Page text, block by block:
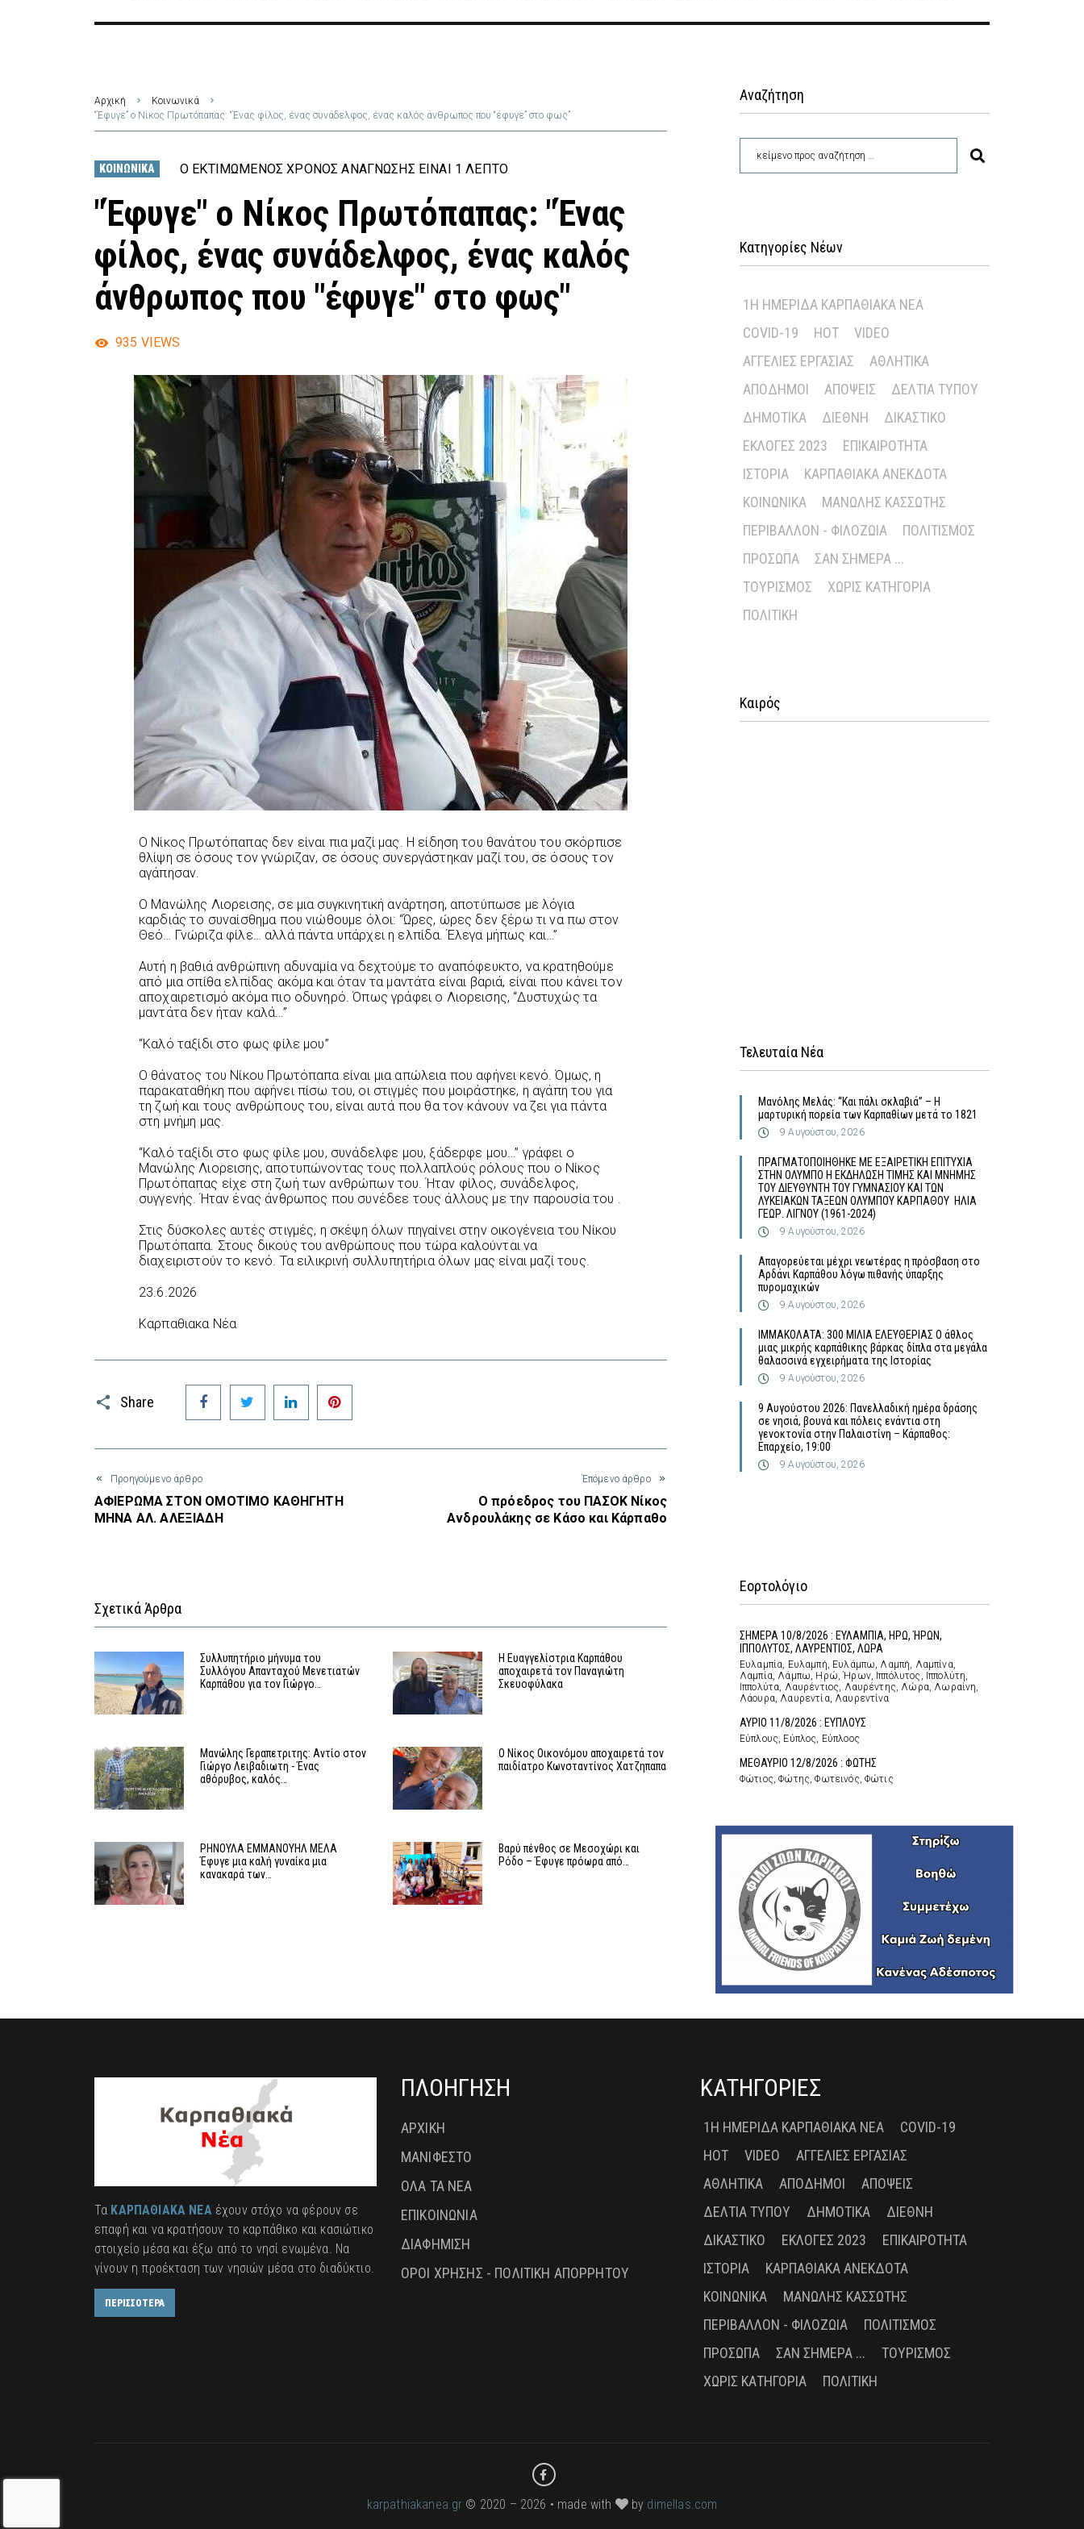
Αρχική
Κοινωνικά
“Έφυγε” ο Νίκος Πρωτόπαπας: “Ένας φίλος, ένας συνάδελφος, ένας καλός άνθρωπος που “έφυγε” στο φως”
ΚΟΙΝΩΝΙΚΆ Ο ΕΚΤΙΜΏΜΕΝΟΣ ΧΡΌΝΟΣ ΑΝΆΓΝΩΣΗΣ ΕΊΝΑΙ 1 ΛΕΠΤΌ
"Έφυγε" ο Νίκος Πρωτόπαπας: "Ένας
φίλος, ένας συνάδελφος, ένας καλός
άνθρωπος που "έφυγε" στο φως"
935 VIEWS
Ο Νίκος Πρωτόπαπας δεν είναι πια μαζί μας. Η είδηση του θανάτου του σκόρπισε
θλίψη σε όσους τον γνώριζαν, σε όσους συνεργάστηκαν μαζί του, σε όσους τον
αγάπησαν.
Ο Μανώλης Λιορεισης, σε μια συγκινητική ανάρτηση, αποτύπωσε με λόγια
καρδιάς το συναίσθημα που νιώθουμε όλοι: “Ώρες, ώρες δεν ξέρω τι να πω στον
Θεό… Γνώριζα φίλε… αλλά πάντα υπάρχει η ελπίδα. Έλεγα μήπως και…”
Αυτή η βαθιά ανθρώπινη αδυναμία να δεχτούμε το αναπόφευκτο, να κρατηθούμε
από μια σπίθα ελπίδας ακόμα και όταν τα μαντάτα είναι βαριά, είναι που κάνει τον
αποχαιρετισμό ακόμα πιο οδυνηρό. Όπως γράφει ο Λιορεισης, “Δυστυχώς τα
μαντάτα δεν ήταν καλά…”
“Καλό ταξίδι στο φως φίλε μου”
Ο θάνατος του Νίκου Πρωτόπαπα είναι μια απώλεια που αφήνει κενό. Όμως, η
παρακαταθήκη που αφήνει πίσω του, οι στιγμές που μοιράστηκε, η αγάπη του για
τη ζωή και τους ανθρώπους του, είναι αυτά που θα τον κάνουν να ζει για πάντα
στη μνήμη μας.
“Καλό ταξίδι στο φως φίλε μου, συνάδελφε μου, ξάδερφε μου…” γράφει ο
Μανώλης Λιορεισης, αποτυπώνοντας τους πολλαπλούς ρόλους που ο Νίκος
Πρωτόπαπας είχε στη ζωή των ανθρώπων του. Ήταν φίλος, συνάδελφος,
συγγενής. Ήταν ένας άνθρωπος που συνέδεε τους άλλους με την παρουσία του .
Στις δύσκολες αυτές στιγμές, η σκέψη όλων πηγαίνει στην οικογένεια του Νίκου
Πρωτόπαπα. Στους δικούς του ανθρώπους που τώρα καλούνται να
διαχειριστούν το κενό. Τα ειλικρινή συλλυπητήρια όλων μας είναι μαζί τους.
23.6.2026
Καρπαθιακα Νέα
Share
Facebook Twitter LinkedIn
Προηγούμενο άρθρο
ΑΦΙΕΡΩΜΑ ΣΤΟΝ ΟΜΟΤΙΜΟ ΚΑΘΗΓΗΤΗ
ΜΗΝΑ ΑΛ. ΑΛΕΞΙΑΔΗ
Έπόμενο άρθρο
Ο πρόεδρος του ΠΑΣΟΚ Νίκος
Ανδρουλάκης σε Κάσο και Κάρπαθο
Σχετικά Άρθρα
Συλλυπητήριο μήνυμα του
Συλλόγου Απανταχού Μενετιατών
Καρπάθου για τον Γιώργο…
Η Ευαγγελίστρια Καρπάθου
αποχαιρετά τον Παναγιώτη
Σκευοφύλακα
Μανώλης Γεραπετριτης: Αντίο στον
Γιώργο Λειβαδιωτη - Ένας
αθόρυβος, καλός…
Ο Νίκος Οικονόμου αποχαιρετά τον
παιδίατρο Κωνσταντίνος Χατζηπαπα
ΡΗΝΟΥΛΑ ΕΜΜΑΝΟΥΗΛ ΜΕΛΑ
Έφυγε μια καλή γυναίκα μια
κανακαρά των…
Βαρύ πένθος σε Μεσοχώρι και
Ρόδο – Έφυγε πρόωρα από…
Αναζήτηση
Κατηγορίες Νέων
1Η ΗΜΕΡΊΔΑ ΚΑΡΠΑΘΙΑΚΆ ΝΈΑ
COVID-19
HOT
VIDEO
ΑΓΓΕΛΊΕΣ ΕΡΓΑΣΊΑΣ
ΑΘΛΗΤΙΚΆ
ΑΠΌΔΗΜΟΙ
ΑΠΌΨΕΙΣ
ΔΕΛΤΊΑ ΤΎΠΟΥ
ΔΗΜΟΤΙΚΆ
ΔΙΕΘΝΉ
ΔΙΚΑΣΤΙΚΌ
ΕΚΛΟΓΈΣ 2023
ΕΠΙΚΑΙΡΌΤΗΤΑ
ΙΣΤΟΡΊΑ
ΚΑΡΠΑΘΙΑΚΆ ΑΝΈΚΔΟΤΑ
ΚΟΙΝΩΝΙΚΆ
ΜΑΝΏΛΗΣ ΚΑΣΣΏΤΗΣ
ΠΕΡΙΒΆΛΛΟΝ - ΦΙΛΟΖΩΊΑ
ΠΟΛΙΤΙΣΜΌΣ
ΠΡΌΣΩΠΑ
ΣΑΝ ΣΉΜΕΡΑ ...
ΤΟΥΡΙΣΜΌΣ
ΧΩΡΊΣ ΚΑΤΗΓΟΡΊΑ
ΠΟΛΙΤΙΚΉ
Καιρός
Τελευταία Νέα
Μανόλης Μελάς: “Και πάλι σκλαβιά” – Η
μαρτυρική πορεία των Καρπαθίων μετά το 1821
9 Αυγούστου, 2026
ΠΡΑΓΜΑΤΟΠΟΙΗΘΗΚΕ ΜΕ ΕΞΑΙΡΕΤΙΚΗ ΕΠΙΤΥΧΙΑ
ΣΤΗΝ ΟΛΥΜΠΟ Η ΕΚΔΗΛΩΣΗ ΤΙΜΗΣ ΚΑΙ ΜΝΗΜΗΣ
ΤΟΥ ΔΙΕΥΘΥΝΤΗ ΤΟΥ ΓΥΜΝΑΣΙΟΥ ΚΑΙ ΤΩΝ
ΛΥΚΕΙΑΚΩΝ ΤΑΞΕΩΝ ΟΛΥΜΠΟΥ ΚΑΡΠΑΘΟΥ ΗΛΙΑ
ΓΕΩΡ. ΛΙΓΝΟΥ (1961-2024)
9 Αυγούστου, 2026
Απαγορεύεται μέχρι νεωτέρας η πρόσβαση στο
Αρδάνι Καρπάθου λόγω πιθανής ύπαρξης
πυρομαχικών
9 Αυγούστου, 2026
ΙΜΜΑΚΟΛΑΤΑ: 300 ΜΙΛΙΑ ΕΛΕΥΘΕΡΙΑΣ Ο άθλος
μιας μικρής καρπάθικης βάρκας δίπλα στα μεγάλα
θαλασσινά εγχειρήματα της Ιστορίας
9 Αυγούστου, 2026
9 Αυγούστου 2026: Πανελλαδική ημέρα δράσης
σε νησιά, βουνά και πόλεις ενάντια στη
γενοκτονία στην Παλαιστίνη – Κάρπαθος:
Επαρχείο, 19:00
9 Αυγούστου, 2026
Εορτολόγιο
ΣΗΜΕΡΑ 10/8/2026 : ΕΥΛΑΜΠΙΑ, ΗΡΩ, ΉΡΩΝ,
ΙΠΠΟΛΥΤΟΣ, ΛΑΥΡΕΝΤΙΟΣ, ΛΩΡΑ
Ευλαμπία, Ευλαμπή, Ευλάμπω, Λαμπή, Λαμπίνα,
Λαμπία, Λάμπω, Ηρώ, Ήρων, Ιππόλυτος, Ιππολύτη,
Ιππολύτα, Λαυρέντιος, Λαυρέντης, Λώρα, Λωραίνη,
Λάουρα, Λαυρεντία, Λαυρεντίνα
ΑΥΡΙΟ 11/8/2026 : ΕΥΠΛΟΥΣ
Εύπλους, Εύπλος, Εύπλοος
ΜΕΘΑΥΡΙΟ 12/8/2026 : ΦΩΤΗΣ
Φώτιος, Φώτης, Φωτεινός, Φώτις
Τα ΚΑΡΠΑΘΙΑΚΑ ΝΕΑέχουν στόχο να φέρουν σε
επαφή και να κρατήσουν το καρπάθικο και κασιώτικο
στοιχείο μέσα και έξω από το νησί ενωμένα. Να
γίνουν η προέκταση των νησιών μέσα στο διαδύκτιο.
ΠΕΡΙΣΣΟΤΕΡΑ
ΠΛΟΗΓΗΣΗ
ΑΡΧΙΚΗ
ΜΑΝΙΦΕΣΤΟ
ΟΛΑ ΤΑ ΝΕΑ
ΕΠΙΚΟΙΝΩΝΙΑ
ΔΙΑΦΗΜΙΣΗ
ΟΡΟΙ ΧΡΗΣΗΣ - ΠΟΛΙΤΙΚΗ ΑΠΟΡΡΗΤΟΥ
ΚΑΤΗΓΟΡΙΕΣ
1Η ΗΜΕΡΊΔΑ ΚΑΡΠΑΘΙΑΚΆ ΝΈΑ
COVID-19
HOT
VIDEO
ΑΓΓΕΛΊΕΣ ΕΡΓΑΣΊΑΣ
ΑΘΛΗΤΙΚΆ
ΑΠΌΔΗΜΟΙ
ΑΠΌΨΕΙΣ
ΔΕΛΤΊΑ ΤΎΠΟΥ
ΔΗΜΟΤΙΚΆ
ΔΙΕΘΝΉ
ΔΙΚΑΣΤΙΚΌ
ΕΚΛΟΓΈΣ 2023
ΕΠΙΚΑΙΡΌΤΗΤΑ
ΙΣΤΟΡΊΑ
ΚΑΡΠΑΘΙΑΚΆ ΑΝΈΚΔΟΤΑ
ΚΟΙΝΩΝΙΚΆ
ΜΑΝΏΛΗΣ ΚΑΣΣΏΤΗΣ
ΠΕΡΙΒΆΛΛΟΝ - ΦΙΛΟΖΩΊΑ
ΠΟΛΙΤΙΣΜΌΣ
ΠΡΌΣΩΠΑ
ΣΑΝ ΣΉΜΕΡΑ ...
ΤΟΥΡΙΣΜΌΣ
ΧΩΡΊΣ ΚΑΤΗΓΟΡΊΑ
ΠΟΛΙΤΙΚΉ
karpathiakanea.gr © 2020 – 2026 • made with by dimellas.com